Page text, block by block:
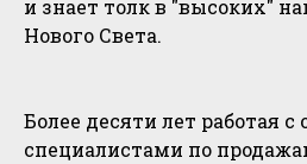
и знает толк в "высоких"
Нового Света.
Более десяти лет работая
специалистами по